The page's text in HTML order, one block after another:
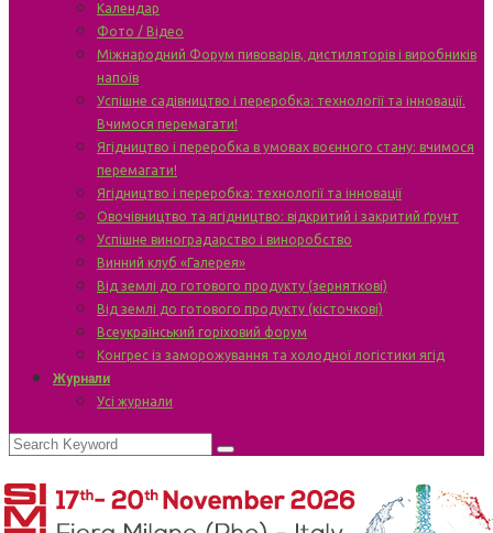
Календар
Фото / Відео
Міжнародний Форум пивоварів, дистиляторів і виробників
напоїв
Успішне садівництво і переробка: технології та інновації.
Вчимося перемагати!
Ягідництво і переробка в умовах воєнного стану: вчимося
перемагати!
Ягідництво і переробка: технології та інновації
Овочівництво та ягідництво: відкритий і закритий ґрунт
Успішне виноградарство і виноробство
Винний клуб «Галерея»
Від землі до готового продукту (зерняткові)
Від землі до готового продукту (кісточкові)
Всеукраїнський горіховий форум
Конгрес із заморожування та холодної логістики ягід
Журнали
Усі журнали